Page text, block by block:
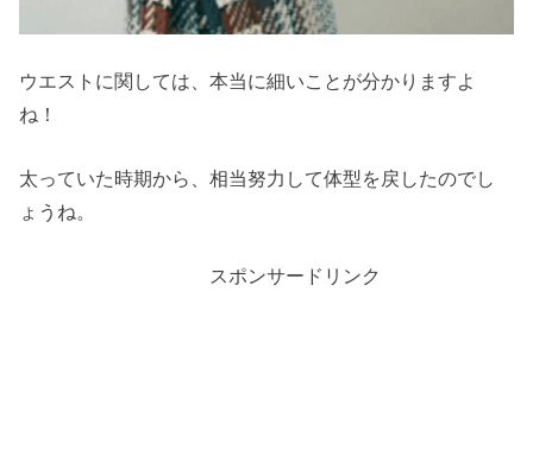
ウエストに関しては、本当に細いことが分かりますよ
ね！
太っていた時期から、相当努力して体型を戻したのでし
ょうね。
スポンサードリンク